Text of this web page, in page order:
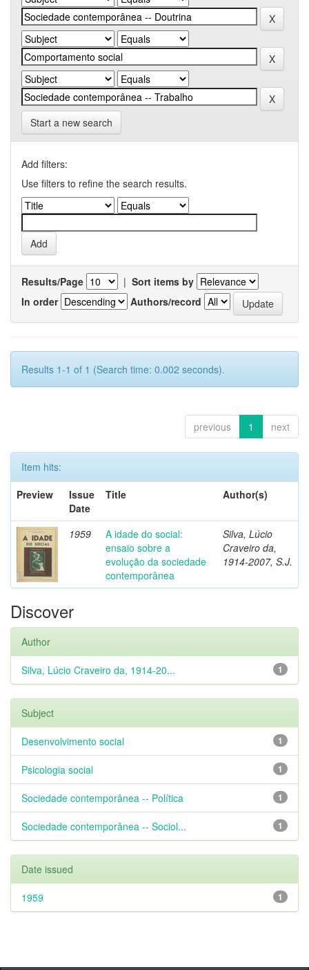
Start a new search
Add filters:
Use filters to refine the search results.
Results/Page | Sort items by
In order
Authors/record
Results 1-1 of 1 (Search time: 0.002 seconds).
previous 1 next
Item hits:
Preview
Issue
Date
Title Author(s)
1959
A idade do social:
ensaio sobre a
evolução da sociedade
contemporânea
Silva, Lúcio
Craveiro da,
1914-2007, S.J.
Discover
Author
1
Silva, Lúcio Craveiro da, 1914-20...
Subject
1
Desenvolvimento social
1
Psicologia social
1
Sociedade contemporânea -- Política
1
Sociedade contemporânea -- Sociol...
Date issued
1
1959